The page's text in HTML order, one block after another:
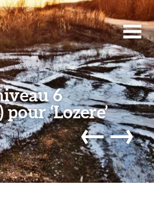
6
‘Lozere’
←→